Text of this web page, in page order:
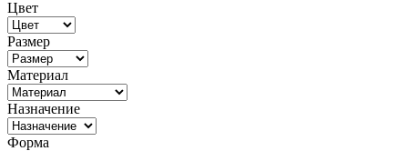
Цвет
Размер
Материал
Назначение
Форма